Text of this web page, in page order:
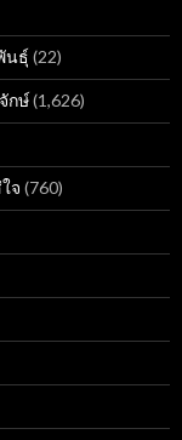
นธุ์ (22)
กษ์(1,626)
จ (760)